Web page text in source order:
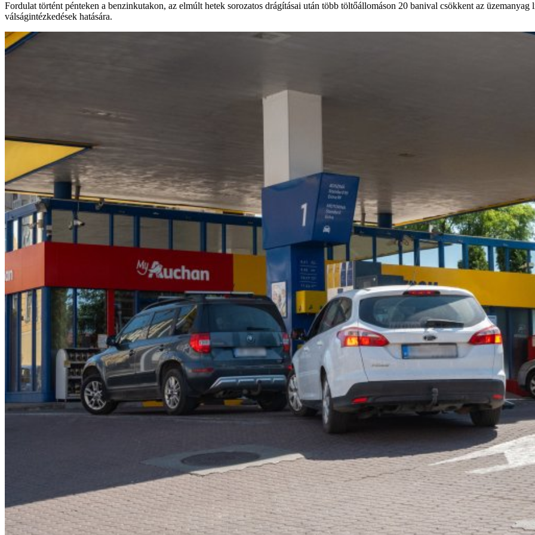
Fordulat történt pénteken a benzinkutakon, az elmúlt hetek sorozatos drágításai után több töltőállomáson 20 banival csökkent az üzemanyag
válságintézkedések hatására.